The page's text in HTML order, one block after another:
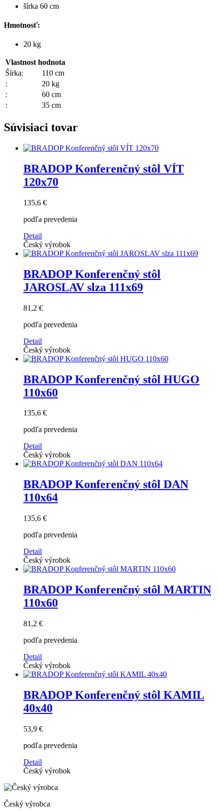
šírka 60 cm
Hmotnosť:
20 kg
Vlastnost hodnota
Šírka:
110 cm
:
20 kg
:
60 cm
:
35 cm
Súvisiaci tovar
BRADOP Konferenčný stôl VÍT
120x70
135,6 €
podľa prevedenia
Detail
Český výrobok
BRADOP Konferenčný stôl
JAROSLAV slza 111x69
81,2 €
podľa prevedenia
Detail
Český výrobok
BRADOP Konferenčný stôl HUGO
110x60
135,6 €
podľa prevedenia
Detail
Český výrobok
BRADOP Konferenčný stôl DAN
110x64
135,6 €
podľa prevedenia
Detail
Český výrobok
BRADOP Konferenčný stôl MARTIN
110x60
81,2 €
podľa prevedenia
Detail
Český výrobok
BRADOP Konferenčný stôl KAMIL
40x40
53,9 €
podľa prevedenia
Detail
Český výrobok
Český výrobca